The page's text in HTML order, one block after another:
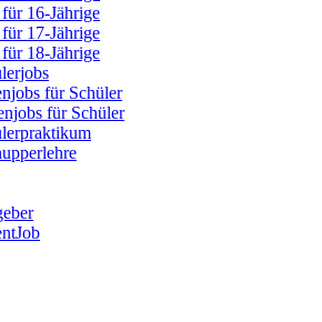
für 16-Jährige
für 17-Jährige
für 18-Jährige
für Schüler
für Schüler